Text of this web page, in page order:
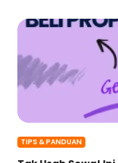
TIPS & PANDUAN